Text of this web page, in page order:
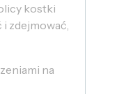
kostki
i zdejmować,
na